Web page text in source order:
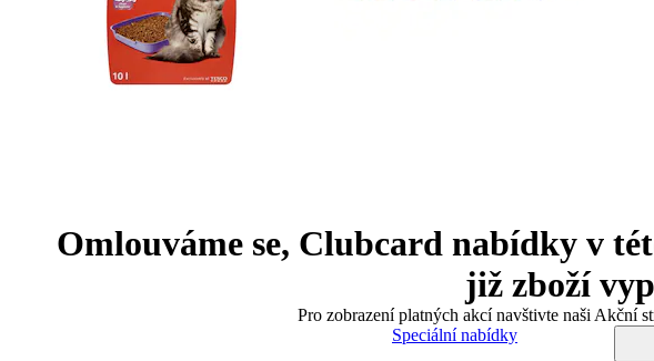
Omlouváme se, Clubcard nabídky v
již zboží
Pro zobrazení platných akcí navštivte naši Akční
Speciální nabídky